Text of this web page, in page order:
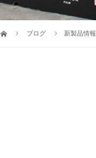
ブログ 新製品情報